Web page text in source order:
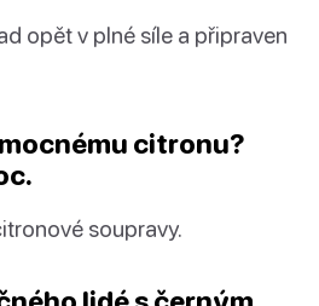
opět v plné síle a připraven
citronu?
soupravy.